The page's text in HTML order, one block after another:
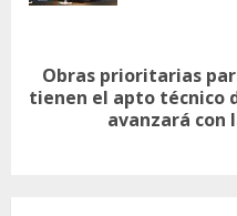
Siguiente
Obras prioritarias
tienen el apto técnico
avanzará con